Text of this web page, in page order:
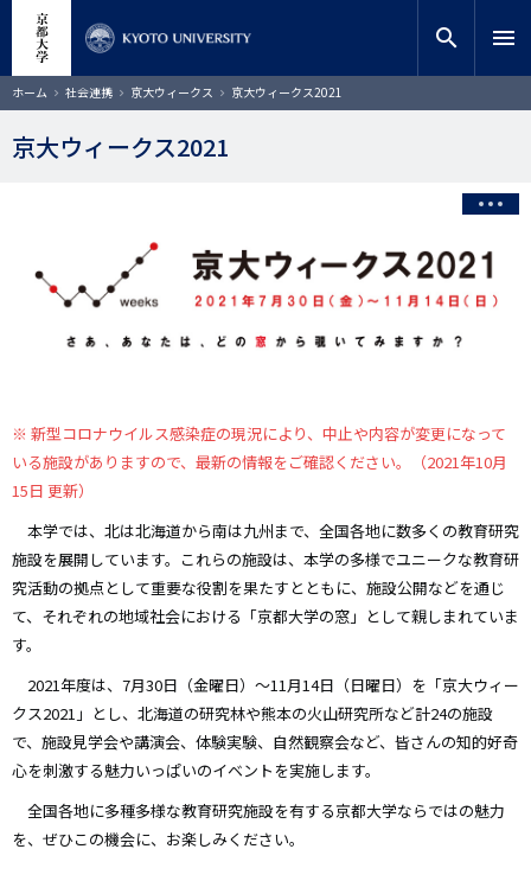
コ
ン
ン
サイト内検索 search menu
ホーム 社会連携 京大ウィークス 京大ウィークス2021
京大ウィークス2021
※ 新型コロナウイルス感染症の現況により、中止や内容が変更になって
いる施設がありますので、最新の情報をご確認ください。（2021年10月
15日 更新）
本学では、北は北海道から南は九州まで、全国各地に数多くの教育研究
施設を展開しています。これらの施設は、本学の多様でユニークな教育研
究活動の拠点として重要な役割を果たすとともに、施設公開などを通じ
て、それぞれの地域社会における「京都大学の窓」として親しまれていま
す。
2021年度は、7月30日（金曜日）～11月14日（日曜日）を「京大ウィー
クス2021」とし、北海道の研究林や熊本の火山研究所など計24の施設
で、施設見学会や講演会、体験実験、自然観察会など、皆さんの知的好奇
心を刺激する魅力いっぱいのイベントを実施します。
全国各地に多種多様な教育研究施設を有する京都大学ならではの魅力
を、ぜひこの機会に、お楽しみください。